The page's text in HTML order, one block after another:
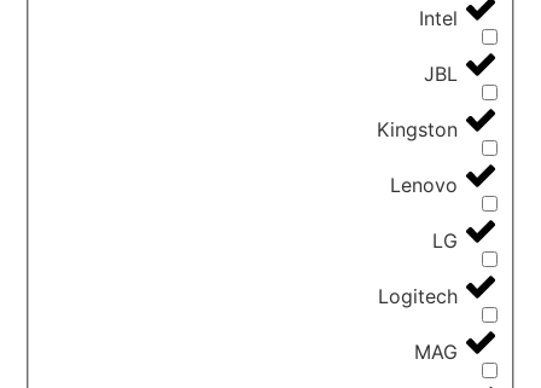
Intel
JBL
Kingston
Lenovo
LG
Logitech
MAG